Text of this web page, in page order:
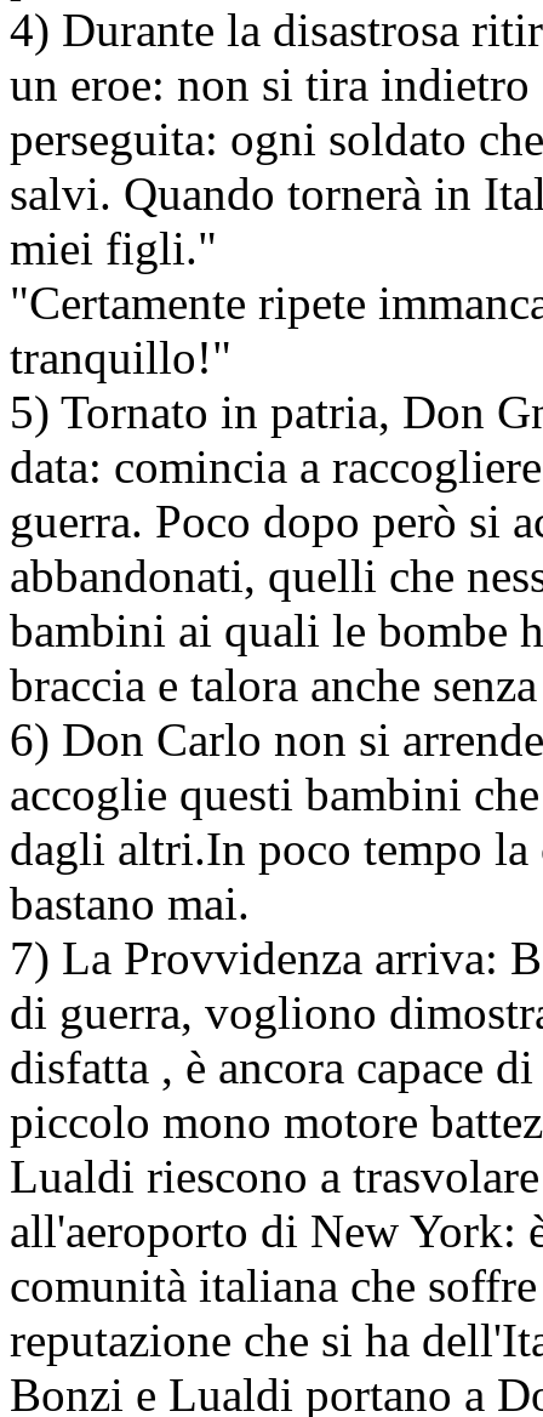
4) Durante la disastrosa
un eroe: non si tira
perseguita: ogni soldato
salvi. Quando tornerà in
miei figli."
"Certamente ripete
tranquillo!"
5) Tornato in patria, Don
data: comincia a
guerra. Poco dopo però si
abbandonati, quelli che
bambini ai quali le bombe
braccia e talora anche
6) Don Carlo non si
accoglie questi bambini
dagli altri.In poco tempo
bastano mai.
7) La Provvidenza arriva:
di guerra, vogliono
disfatta , è ancora capace
piccolo mono motore
Lualdi riescono a
all'aeroporto di New York:
comunità italiana che
reputazione che si ha
Bonzi e Lualdi portano a